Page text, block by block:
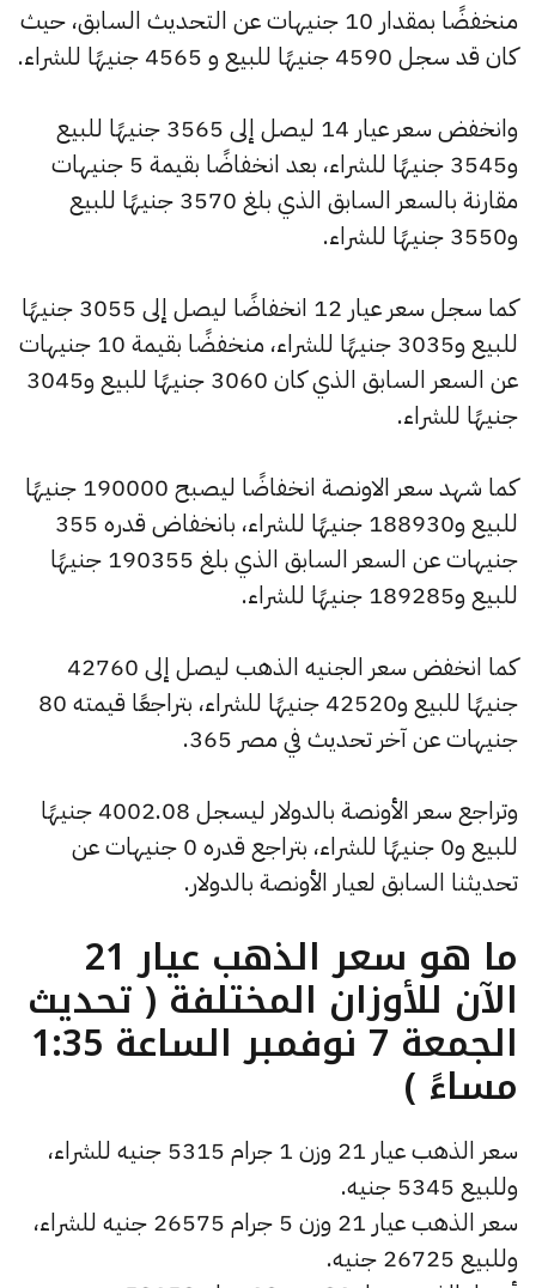
منخفضًا بمقدار 10 جنيهات عن التحديث السابق، حيث
كان قد سجل 4590 جنيهًا للبيع و 4565 جنيهًا للشراء.
وانخفض سعر عيار 14 ليصل إلى 3565 جنيهًا للبيع
و3545 جنيهًا للشراء، بعد انخفاضًا بقيمة 5 جنيهات
مقارنة بالسعر السابق الذي بلغ 3570 جنيهًا للبيع
و3550 جنيهًا للشراء.
كما سجل سعر عيار 12 انخفاضًا ليصل إلى 3055 جنيهًا
للبيع و3035 جنيهًا للشراء، منخفضًا بقيمة 10 جنيهات
عن السعر السابق الذي كان 3060 جنيهًا للبيع و3045
جنيهًا للشراء.
كما شهد سعر الاونصة انخفاضًا ليصبح 190000 جنيهًا
للبيع و188930 جنيهًا للشراء، بانخفاض قدره 355
جنيهات عن السعر السابق الذي بلغ 190355 جنيهًا
للبيع و189285 جنيهًا للشراء.
كما انخفض سعر الجنيه الذهب ليصل إلى 42760
جنيهًا للبيع و42520 جنيهًا للشراء، بتراجعًا قيمته 80
جنيهات عن آخر تحديث في مصر 365.
وتراجع سعر الأونصة بالدولار ليسجل 4002.08 جنيهًا
للبيع و0 جنيهًا للشراء، بتراجع قدره 0 جنيهات عن
تحديثنا السابق لعيار الأونصة بالدولار.
ما هو سعر الذهب عيار 21
الآن للأوزان المختلفة ( تحديث
الجمعة 7 نوفمبر الساعة 1:35
مساءً )
سعر الذهب عيار 21 وزن 1 جرام 5315 جنيه للشراء،
وللبيع 5345 جنيه.
سعر الذهب عيار 21 وزن 5 جرام 26575 جنيه للشراء،
وللبيع 26725 جنيه.